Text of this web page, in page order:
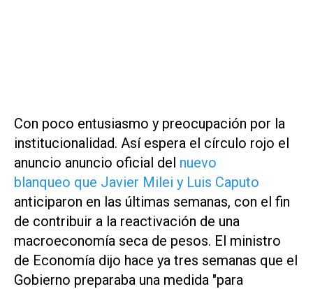
Con poco entusiasmo y preocupación por la
institucionalidad. Así espera el círculo rojo el
anuncio anuncio oficial del nuevo
blanqueo que Javier Milei y Luis Caputo
anticiparon en las últimas semanas, con el fin
de contribuir a la reactivación de una
macroeconomía seca de pesos. El ministro
de Economía dijo hace ya tres semanas que el
Gobierno preparaba una medida "para